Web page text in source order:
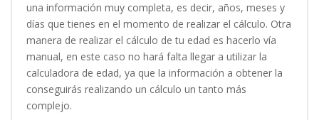
una información muy completa, es decir, años, meses y
días que tienes en el momento de realizar el cálculo. Otra
manera de realizar el cálculo de tu edad es hacerlo vía
manual, en este caso no hará falta llegar a utilizar la
calculadora de edad, ya que la información a obtener la
conseguirás realizando un cálculo un tanto más
complejo.